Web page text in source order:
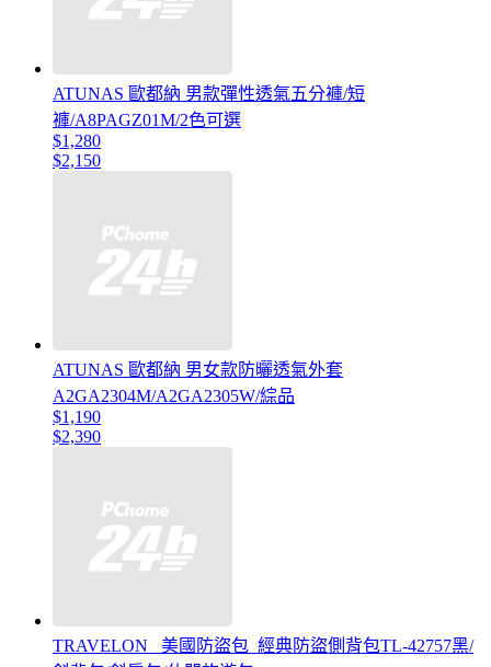
ATUNAS 歐都納 男款彈性透氣五分褲/短
褲/A8PAGZ01M/2色可選
$1,280
$2,150
ATUNAS 歐都納 男女款防曬透氣外套
A2GA2304M/A2GA2305W/綜品
$1,190
$2,390
TRAVELON _美國防盜包_經典防盜側背包TL-42757黑/